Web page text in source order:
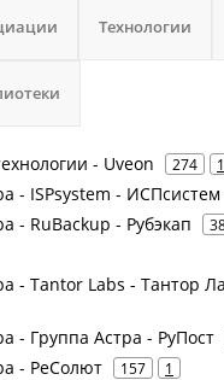
Технологии
- Uveon 274 1
- ISPsystem -
- RuBackup - Рубэкап
- Tantor Labs - Тантор
- Группа Астра - РуПост
- РеСолют 157 1